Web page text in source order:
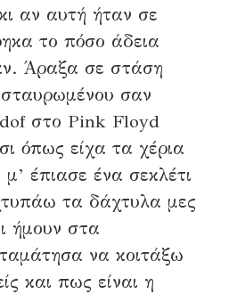
αν αυτή ήταν σε
το πόσο άδεια
Άραξα σε στάση
σαν
στο Pink Floyd
όπως είχα τα χέρια
έπιασε ένα σεκλέτι
τα δάχτυλα μες
ήμουν στα
να κοιτάξω
και πως είναι η